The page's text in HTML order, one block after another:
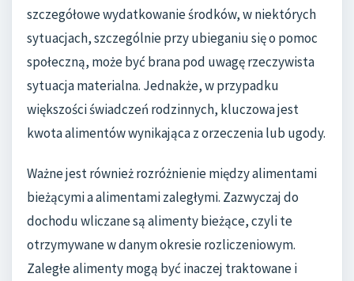
szczegółowe wydatkowanie środków, w niektórych
sytuacjach, szczególnie przy ubieganiu się o pomoc
społeczną, może być brana pod uwagę rzeczywista
sytuacja materialna. Jednakże, w przypadku
większości świadczeń rodzinnych, kluczowa jest
kwota alimentów wynikająca z orzeczenia lub ugody.
Ważne jest również rozróżnienie między alimentami
bieżącymi a alimentami zaległymi. Zazwyczaj do
dochodu wliczane są alimenty bieżące, czyli te
otrzymywane w danym okresie rozliczeniowym.
Zaległe alimenty mogą być inaczej traktowane i